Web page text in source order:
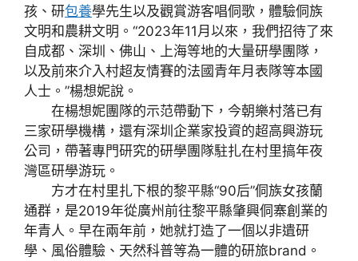
孩、研包養學先生以及觀賞游客唱侗歌，體驗侗族
文明和農耕文明。“2023年11月以來，我們招待了來
自成都、深圳、佛山、上海等地的大量研學團隊，
以及前來介入村超友情賽的法國青年月表隊等本國
人士。”楊想妮說。
在楊想妮團隊的示范帶動下，今朝樂村落已有
三家研學機構，還有深圳企業家投資的超高興游玩
公司，帶著專門研究的研學團隊駐扎在村里搞年夜
灣區研學游玩。
方才在村里扎下根的黎平縣“90后”侗族女孩蘭
通群，是2019年從廣州前往黎平縣肇興侗寨創業的
年青人。早在兩年前，她就打造了一個以非遺研
學、風俗體驗、天然科普等為一體的研旅brand。